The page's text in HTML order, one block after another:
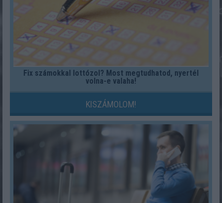
Fix számokkal lottózol? Most megtudhatod, nyertél
volna-e valaha!
KISZÁMOLOM!